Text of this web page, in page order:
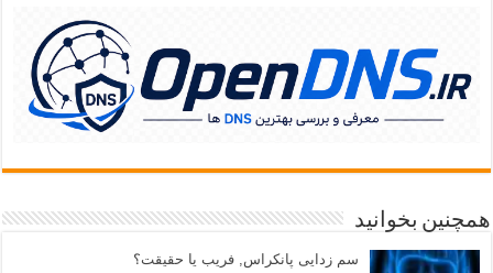
همچنین بخوانید
سم زدایی پانکراس, فریب یا حقیقت؟